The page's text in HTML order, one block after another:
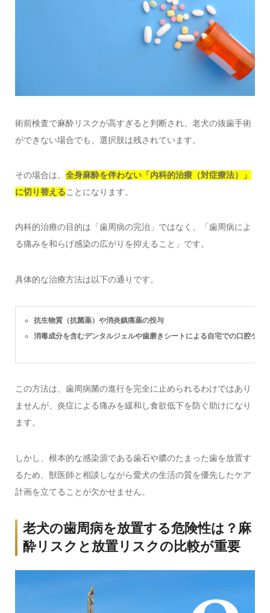
術前検査で麻酔リスクが高すぎると判断され、老犬の抜歯手術
ができない場合でも、選択肢は残されています。
その場合は、 全身麻酔を伴わない「内科的治療（対症療法）」
に切り替えることになります。
内科的治療の目的は「歯周病の完治」ではなく、「歯周病によ
る痛みを和らげ感染の広がりを抑えること」です。
具体的な治療方法は以下の通りです。
抗生物質（抗菌薬）や消炎鎮痛薬の投与
消毒成分を含むデンタルジェルや歯磨きシートによる自宅での口腔ケア
この方法は、歯周病菌の進行を完全に止められるわけではあり
ませんが、炎症による痛みを緩和し食欲低下を防ぐ助けになり
ます。
しかし、根本的な感染源である歯石や膿のたまった歯を放置す
るため、獣医師と相談しながら愛犬の生活の質を優先したケア
計画を立てることが欠かせません。
老犬の歯周病を放置する危険性は？麻
酔リスクと放置リスクの比較が重要